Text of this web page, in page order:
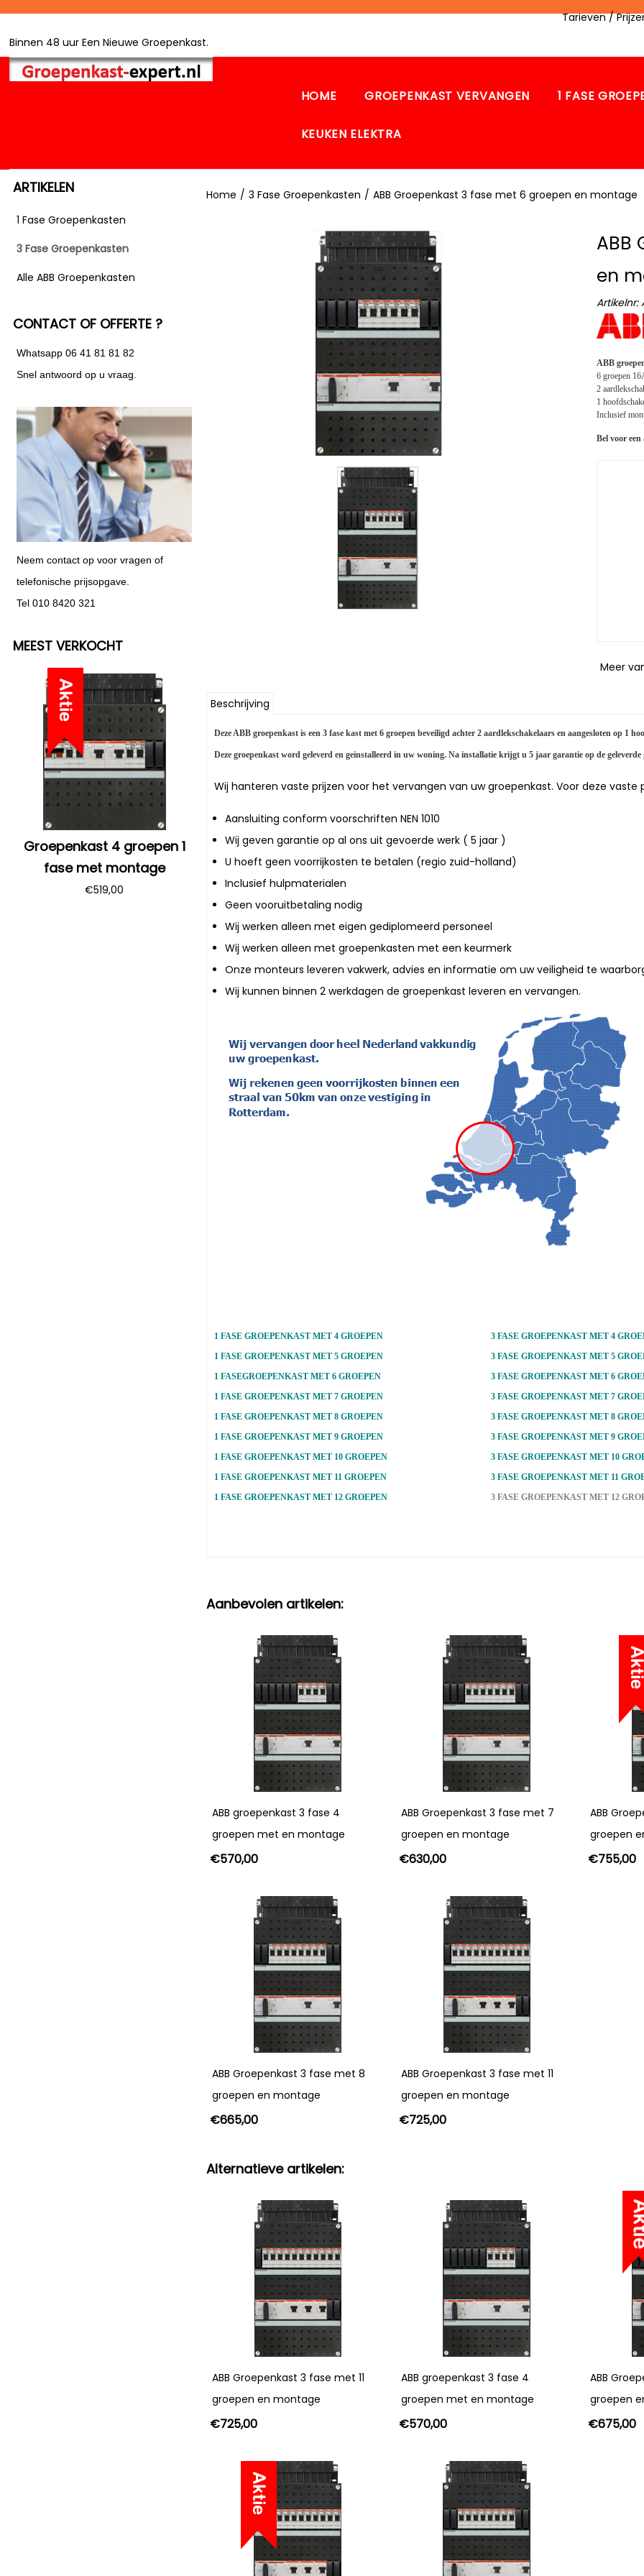
Binnen 48 uur Een Nieuwe Groepenkast.
Tarieven /
HOME GROEPENKAST VERVANGEN 1 FASE
KEUKEN ELEKTRA
ARTIKELEN
1 Fase Groepenkasten
3 Fase Groepenkasten
Alle ABB Groepenkasten
CONTACT OF OFFERTE ?
Whatsapp 06 41 81 81 82
Snel antwoord op u vraag.
Neem contact op voor vragen of
telefonische prijsopgave.
Tel 010 8420 321
MEEST VERKOCHT
Groepenkast 4 groepen 1
fase met montage
€519,00
Home / 3 Fase Groepenkasten / ABB Groepenkast 3 fase met 6 groepen en montage
ABB
en
Artikelnr:
ABB
6 groepen
2
1
Inclusief
Bel voor
Meer
Beschrijving
Deze ABB groepenkast is een 3 fase kast met 6 groepen beveiligd achter 2 aardlekschakelaars en aangesloten op 1
Deze groepenkast word geleverd en geinstalleerd in uw woning. Na installatie krijgt u 5 jaar garantie op de geleverde
Wij hanteren vaste prijzen voor het vervangen van uw groepenkast. Voor deze vaste
Aansluiting conform voorschriften NEN 1010
Wij geven garantie op al ons uit gevoerde werk ( 5 jaar )
U hoeft geen voorrijkosten te betalen (regio zuid-holland)
Inclusief hulpmaterialen
Geen vooruitbetaling nodig
Wij werken alleen met eigen gediplomeerd personeel
Wij werken alleen met groepenkasten met een keurmerk
Onze monteurs leveren vakwerk, advies en informatie om uw veiligheid te
Wij kunnen binnen 2 werkdagen de groepenkast leveren en vervangen.
1 FASE GROEPENKAST MET 4 GROEPEN
1 FASE GROEPENKAST MET 5 GROEPEN
1 FASEGROEPENKAST MET 6 GROEPEN
1 FASE GROEPENKAST MET 7 GROEPEN
1 FASE GROEPENKAST MET 8 GROEPEN
1 FASE GROEPENKAST MET 9 GROEPEN
1 FASE GROEPENKAST MET 10 GROEPEN
1 FASE GROEPENKAST MET 11 GROEPEN
1 FASE GROEPENKAST MET 12 GROEPEN
3 FASE GROEPENKAST MET 4
3 FASE GROEPENKAST MET 5
3 FASE GROEPENKAST MET 6
3 FASE GROEPENKAST MET 7
3 FASE GROEPENKAST MET 8
3 FASE GROEPENKAST MET 9
3 FASE GROEPENKAST MET 10
3 FASE GROEPENKAST MET 11
3 FASE GROEPENKAST MET 12
Aanbevolen artikelen:
ABB groepenkast 3 fase 4
groepen met en montage
€570,00
ABB Groepenkast 3 fase met 7
groepen en montage
€630,00
ABB
groepen
€755,00
ABB Groepenkast 3 fase met 8
groepen en montage
€665,00
ABB Groepenkast 3 fase met 11
groepen en montage
€725,00
Alternatieve artikelen:
ABB Groepenkast 3 fase met 11
groepen en montage
€725,00
ABB groepenkast 3 fase 4
groepen met en montage
€570,00
ABB
groepen
€675,00